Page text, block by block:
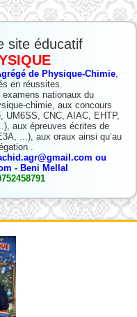
site éducatif
de Physique-Chimie,
en réussites.
nationaux du
chimie, aux concours
UM6SS, CNC, AIAC, EHTP,
aux épreuves écrites de
...), aux oraux ainsi qu’au
.
ou
- Beni Mellal